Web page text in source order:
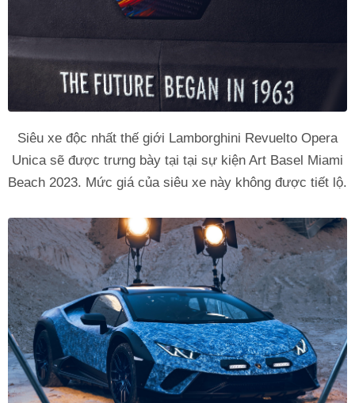
Siêu xe độc nhất thế giới Lamborghini Revuelto Opera
Unica sẽ được trưng bày tại tại sự kiện Art Basel Miami
Beach 2023. Mức giá của siêu xe này không được tiết lộ.